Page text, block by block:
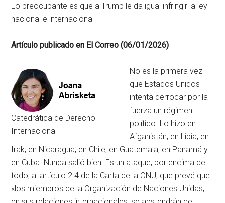
Lo preocupante es que a Trump le da igual infringir la ley
nacional e internacional
Artículo publicado en El Correo (06/01/2026)
Catedrática de Derecho
Internacional
No es la primera vez
que Estados Unidos
intenta derrocar por la
fuerza un régimen
político. Lo hizo en
Afganistán, en Libia, en
Irak, en Nicaragua, en Chile, en Guatemala, en Panamá y
en Cuba. Nunca salió bien. Es un ataque, por encima de
todo, al artículo 2.4 de la Carta de la ONU, que prevé que
«los miembros de la Organización de Naciones Unidas,